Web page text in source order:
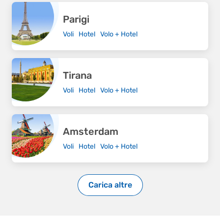
Parigi
Voli Hotel Volo + Hotel
Tirana
Voli Hotel Volo + Hotel
Amsterdam
Voli Hotel Volo + Hotel
Carica altre